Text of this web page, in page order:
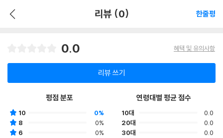
리뷰 (0) 한줄평
0.0 혜택 및 유의사항
리뷰 쓰기
평점 분포
10
0%
8
0%
6
0%
연령대별 평균 점수
10대
0.0
20대
0.0
30대
0.0